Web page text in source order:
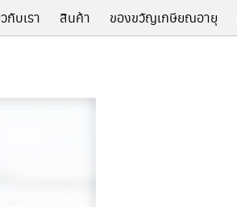
กับเรา สินค้า ของขวัญเกษียณอายุ